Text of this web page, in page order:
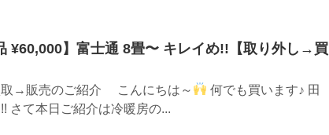
¥60,000】富士通 8畳〜 キレイめ!!【取り外し→買
取→販売のご紹介 こんにちは～
何でも買います♪ 田
さて本日ご紹介は冷暖房の...